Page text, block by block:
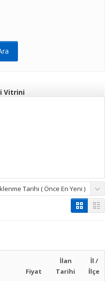
Vitrini
Tarihi ( Önce En Yeni )
Fiyat
İlan
Tarihi
İl /
İlçe